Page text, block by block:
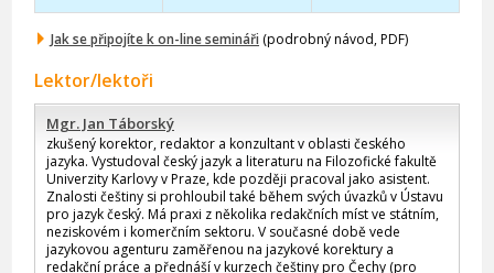
Jak se připojíte k on-line semináři (podrobný návod, PDF)
Lektor/lektoři
Mgr. Jan Táborský
zkušený korektor, redaktor a konzultant v oblasti českého
jazyka. Vystudoval český jazyk a literaturu na Filozofické fakultě
Univerzity Karlovy v Praze, kde později pracoval jako asistent.
Znalosti češtiny si prohloubil také během svých úvazků v Ústavu
pro jazyk český. Má praxi z několika redakčních míst ve státním,
neziskovém i komerčním sektoru. V současné době vede
jazykovou agenturu zaměřenou na jazykové korektury a
redakční práce a přednáší v kurzech češtiny pro Čechy (pro